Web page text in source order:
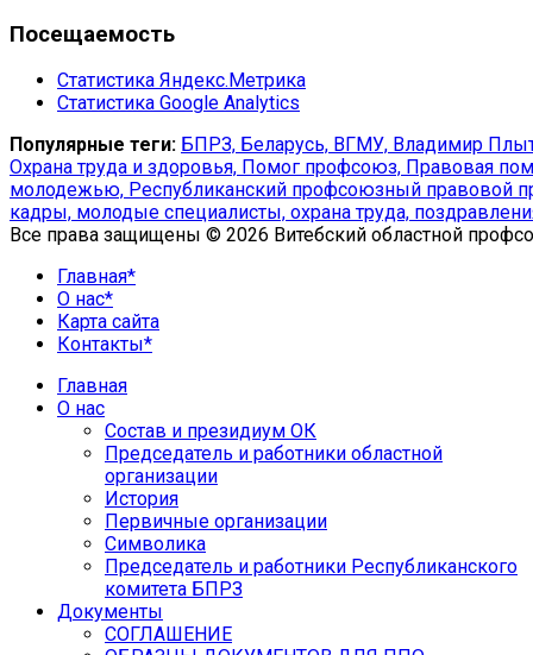
Посещаемость
Статистика Яндекс.Метрика
Статистика Google Analytics
Популярные теги: БПРЗ, Беларусь, ВГМУ, Владимир
Охрана труда и здоровья, Помог профсоюз, Правовая
молодежью, Республиканский профсоюзный правовой
кадры, молодые специалисты, охрана труда,
Все права защищены © 2026 Витебский областной
Главная*
О нас*
Карта сайта
Контакты*
Главная
О нас
Состав и президиум ОК
Председатель и работники областной
организации
История
Первичные организации
Символика
Председатель и работники Республиканского
комитета БПРЗ
Документы
СОГЛАШЕНИЕ